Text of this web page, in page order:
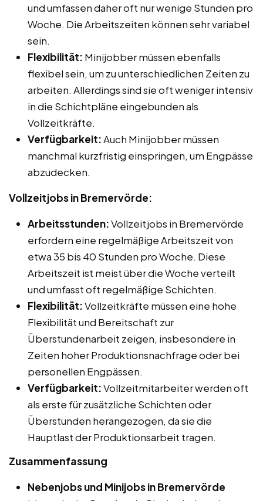
und umfassen daher oft nur wenige Stunden pro
Woche. Die Arbeitszeiten können sehr variabel
sein.
Flexibilität: Minijobber müssen ebenfalls
flexibel sein, um zu unterschiedlichen Zeiten zu
arbeiten. Allerdings sind sie oft weniger intensiv
in die Schichtpläne eingebunden als
Vollzeitkräfte.
Verfügbarkeit:Auch Minijobber müssen
manchmal kurzfristig einspringen, um Engpässe
abzudecken.
Vollzeitjobs in Bremervörde:
Arbeitsstunden:Vollzeitjobs in Bremervörde
erfordern eine regelmäßige Arbeitszeit von
etwa 35 bis 40 Stunden pro Woche. Diese
Arbeitszeit ist meist über die Woche verteilt
und umfasst oft regelmäßige Schichten.
Flexibilität:Vollzeitkräfte müssen eine hohe
Flexibilität und Bereitschaft zur
Überstundenarbeit zeigen, insbesondere in
Zeiten hoher Produktionsnachfrage oder bei
personellen Engpässen.
Verfügbarkeit:Vollzeitmitarbeiter werden oft
als erste für zusätzliche Schichten oder
Überstunden herangezogen, da sie die
Hauptlast der Produktionsarbeit tragen.
Zusammenfassung
Nebenjobs und Minijobs in Bremervörde